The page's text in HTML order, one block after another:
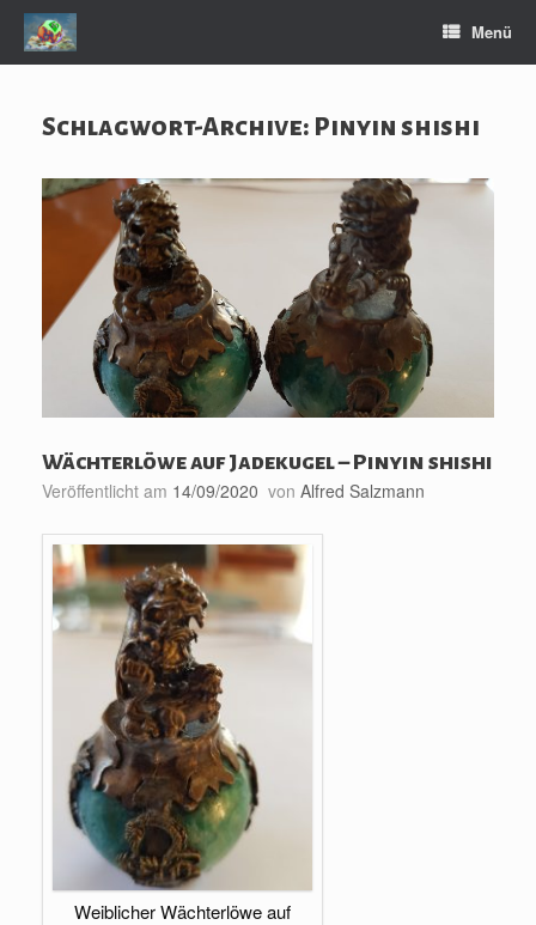
Zum
Inhalt
springen
Menü
Schlagwort-Archive: Pinyin shishi
Wächterlöwe auf Jadekugel – Pinyin shishi
Veröffentlicht am 14/09/2020 von Alfred Salzmann
Weiblicher Wächterlöwe auf